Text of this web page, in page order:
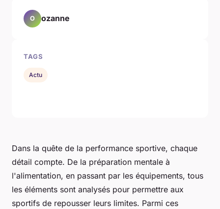
Dans la quête de la performance sportive, chaque
détail compte. De la préparation mentale à
l'alimentation, en passant par les équipements, tous
les éléments sont analysés pour permettre aux
sportifs de repousser leurs limites. Parmi ces
O ozanne
TAGS
Actu